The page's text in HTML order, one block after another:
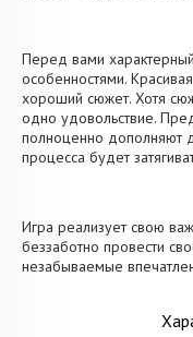
Перед вами
особенностями.
хороший сюжет. Хотя
одно удовольствие.
полноценно дополняют
процесса будет
Игра реализует свою
беззаботно провести
незабываемые